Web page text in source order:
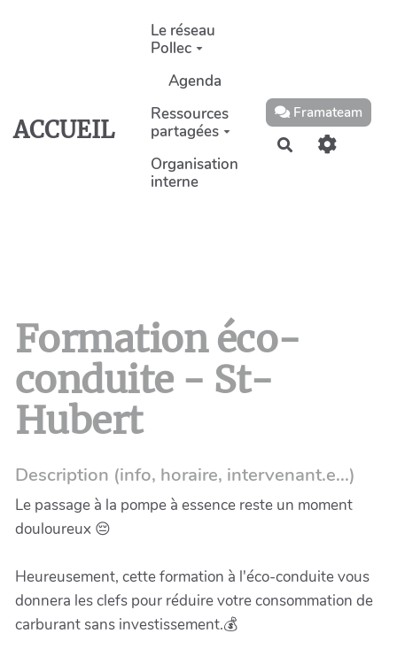
Aller au contenu principal
ACCUEIL
Le réseau
Pollec
Agenda
Ressources
partagées
Organisation
interne
Framateam
Rechercher
Formation éco-
conduite - St-
Hubert
Description (info, horaire, intervenant.e...)
Le passage à la pompe à essence reste un moment
douloureux 😔
Heureusement, cette formation à l'éco-conduite vous
donnera les clefs pour réduire votre consommation de
carburant sans investissement.💰